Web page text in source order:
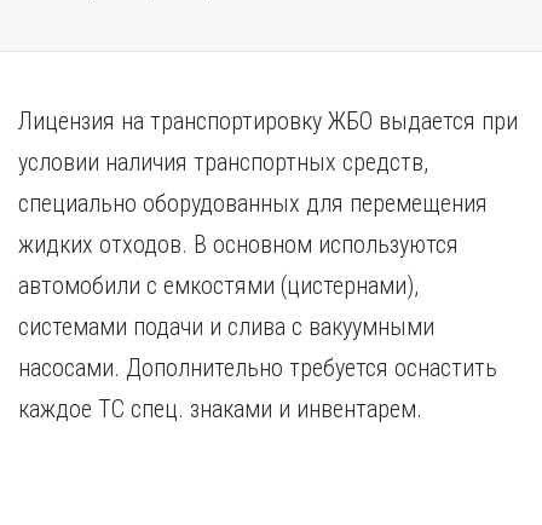
Лицензия на транспортировку ЖБО выдается при
условии наличия транспортных средств,
специально оборудованных для перемещения
жидких отходов. В основном используются
автомобили с емкостями (цистернами),
системами подачи и слива с вакуумными
насосами. Дополнительно требуется оснастить
каждое ТС спец. знаками и инвентарем.